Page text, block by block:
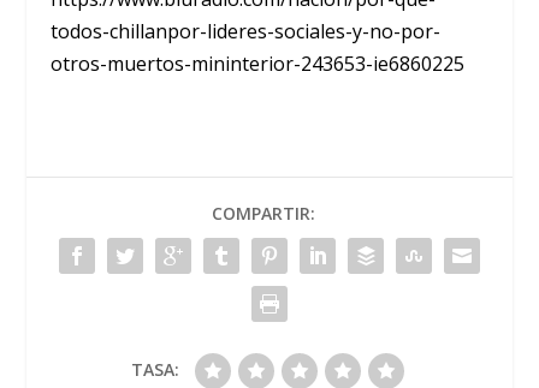
todos-chillanpor-lideres-sociales-y-no-por-
otros-muertos-mininterior-243653-ie6860225
COMPARTIR:
TASA: